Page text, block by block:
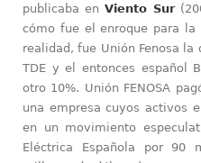
publicaba enViento Sur
cómo fue el enroque para la
realidad, fue Unión Fenosa
TDE y el entonces español
otro 10%. Unión FENOSA
una empresa cuyos activos
en un movimiento
Eléctrica Española por 90